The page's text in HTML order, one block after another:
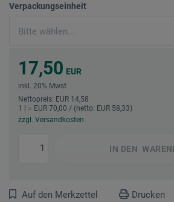
Verpackungseinheit
17,50 EUR
inkl. 20% Mwst
Nettopreis: EUR 14,58
1 l = EUR 70,00 / (netto: EUR 58,33)
zzgl. Versandkosten
IN DEN
Auf den Merkzettel Drucken